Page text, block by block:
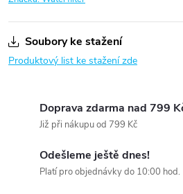
Soubory ke stažení
Produktový list ke stažení zde
Doprava zdarma nad 799
Již při nákupu od 799 Kč
Odešleme ještě dnes!
Platí pro objednávky do 10:00 hod.